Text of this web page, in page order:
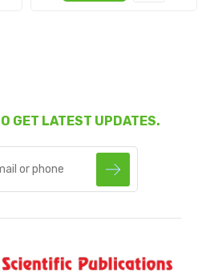
GET LATEST UPDATES.